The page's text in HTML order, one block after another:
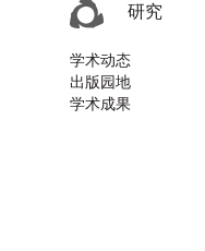
研究
学术动态
出版园地
学术成果